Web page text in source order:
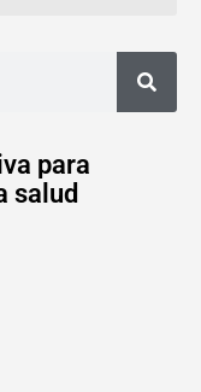
para
salud